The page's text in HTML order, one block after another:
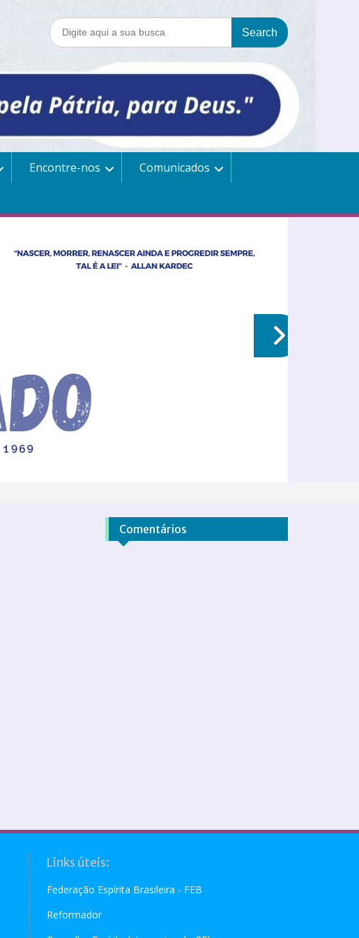
Encontre-nos
Comunicados
Comentários
Links úteis:
Federação Espírita Brasileira - FEB
Reformador